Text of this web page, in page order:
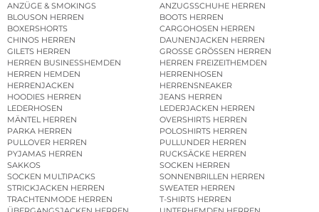
ANZÜGE & SMOKINGS
ANZUGSSCHUHE HERREN
BLOUSON HERREN
BOOTS HERREN
BOXERSHORTS
CARGOHOSEN HERREN
CHINOS HERREN
DAUNENJACKEN HERREN
GILETS HERREN
GROSSE GRÖSSEN HERREN
HERREN BUSINESSHEMDEN
HERREN FREIZEITHEMDEN
HERREN HEMDEN
HERRENHOSEN
HERRENJACKEN
HERRENSNEAKER
HOODIES HERREN
JEANS HERREN
LEDERHOSEN
LEDERJACKEN HERREN
MÄNTEL HERREN
OVERSHIRTS HERREN
PARKA HERREN
POLOSHIRTS HERREN
PULLOVER HERREN
PULLUNDER HERREN
PYJAMAS HERREN
RUCKSÄCKE HERREN
SAKKOS
SOCKEN HERREN
SOCKEN MULTIPACKS
SONNENBRILLEN HERREN
STRICKJACKEN HERREN
SWEATER HERREN
TRACHTENMODE HERREN
T-SHIRTS HERREN